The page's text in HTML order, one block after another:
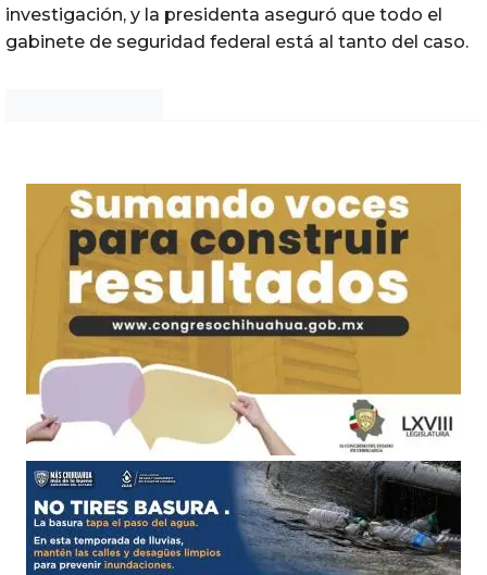
investigación, y la presidenta aseguró que todo el
gabinete de seguridad federal está al tanto del caso.